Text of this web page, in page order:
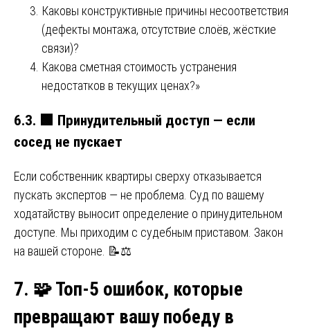
Каковы конструктивные причины несоответствия
(дефекты монтажа, отсутствие слоёв, жёсткие
связи)?
Какова сметная стоимость устранения
недостатков в текущих ценах?»
6.3. 🟩 Принудительный доступ — если
сосед не пускает
Если собственник квартиры сверху отказывается
пускать экспертов — не проблема. Суд по вашему
ходатайству выносит определение о принудительном
доступе. Мы приходим с судебным приставом. Закон
на вашей стороне. 📝⚖️
7. 🧩Топ-5 ошибок, которые
превращают вашу победу в